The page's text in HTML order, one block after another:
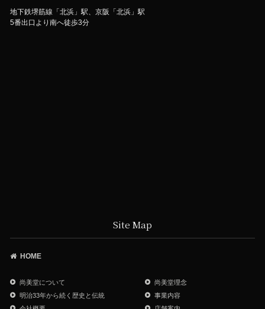
地下鉄堺筋線「北浜」駅、京阪「北浜」駅
5番出口より南へ徒歩3分
Site Map
HOME
尚美堂について
尚美堂理念
明治33年から続く歴史と伝統
事業内容